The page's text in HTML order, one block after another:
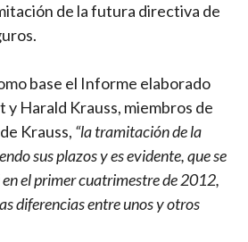
de la futura directiva de
base el Informe elaborado
Harald Krauss, miembros de
Krauss, “la tramitación de la
sus plazos y es evidente, que se
el primer cuatrimestre de 2012,
diferencias entre unos y otros